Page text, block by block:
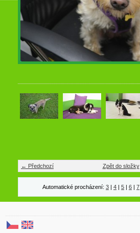
← Předchozí Zpět do složky
Automatické procházení: 3 4 5 6 7